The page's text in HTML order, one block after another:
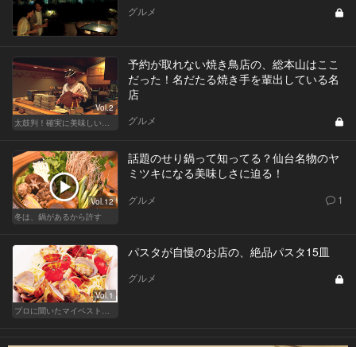
グルメ
Vol.2
太鼓判！確実に美味しい焼き鳥の名店
予約が取れない焼き鳥店の、総本山はここ
だった！名だたる焼き手を輩出している名
店
グルメ
Vol.12
冬は、鍋があるから許す
話題のせり鍋って知ってる？仙台名物のヤ
ミツキになる美味しさに迫る！
グルメ 1
Vol.1
プロに聞いたマイベストパスタ
パスタが自慢のお店の、絶品パスタ15皿
グルメ